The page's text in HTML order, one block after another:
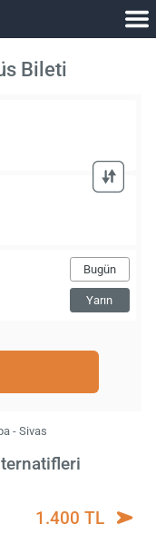
Bileti
Bugün
Yarın
- Sivas
1.400 TL